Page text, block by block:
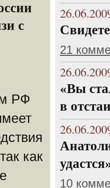
с
РФ
как
21
«Вы
в
10